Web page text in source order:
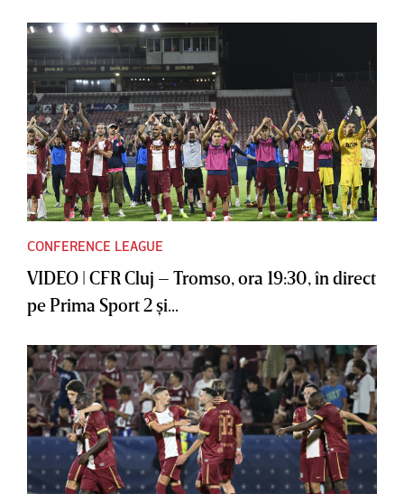
CONFERENCE LEAGUE
VIDEO | CFR Cluj – Tromso, ora 19:30, în direct
pe Prima Sport 2 şi...